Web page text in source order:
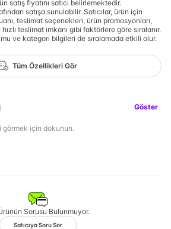
satış fiyatını satıcı belirlemektedir.
satışa sunulabilir. Satıcılar, ürün için
teslimat seçenekleri, ürün promosyonları,
teslimat imkanı gibi faktörlere göre sıralanır.
ve kategori bilgileri de sıralamada etkili olur.
Tüm Özellikleri Gör
Göster
görmek için dokunun.
Sorusu Bulunmuyor.
Satıcıya Soru Sor